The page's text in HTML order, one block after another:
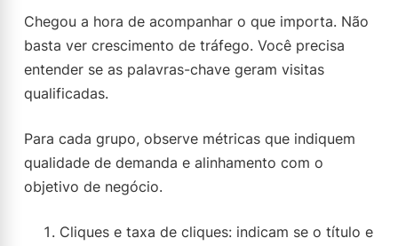
Chegou a hora de acompanhar o que importa. Não
basta ver crescimento de tráfego. Você precisa
entender se as palavras-chave geram visitas
qualificadas.
Para cada grupo, observe métricas que indiquem
qualidade de demanda e alinhamento com o
objetivo de negócio.
Cliques e taxa de cliques: indicam se o título e